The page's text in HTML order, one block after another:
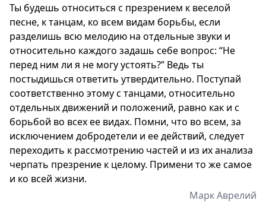
Ты будешь относиться с презрением к веселой
песне, к танцам, ко всем видам борьбы, если
разделишь всю мелодию на отдельные звуки и
относительно каждого задашь себе вопрос: “Не
перед ним ли я не могу устоять?” Ведь ты
постыдишься ответить утвердительно. Поступай
соответственно этому с танцами, относительно
отдельных движений и положений, равно как и с
борьбой во всех ее видах. Помни, что во всем, за
исключением добродетели и ее действий, следует
переходить к рассмотрению частей и из их анализа
черпать презрение к целому. Примени то же самое
и ко всей жизни.
Марк Аврелий